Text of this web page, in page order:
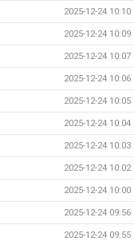
2025-12-24 10:10
2025-12-24 10:09
2025-12-24 10:07
2025-12-24 10:06
2025-12-24 10:05
2025-12-24 10:04
2025-12-24 10:03
2025-12-24 10:02
2025-12-24 10:00
2025-12-24 09:56
2025-12-24 09:55